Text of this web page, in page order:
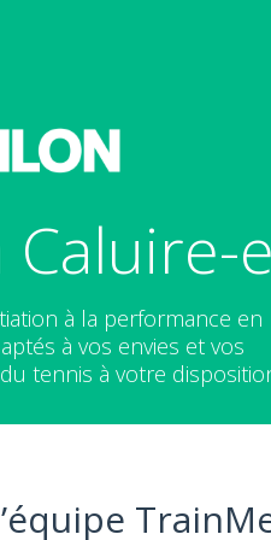
à la performance en
à vos envies et vos
tennis à votre